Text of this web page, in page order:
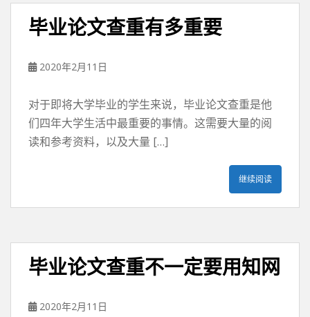
毕业论文查重有多重要
2020年2月11日
对于即将大学毕业的学生来说，毕业论文查重是他
们四年大学生活中最重要的事情。这需要大量的阅
读和参考资料，以及大量 […]
继续阅读
毕业论文查重不一定要用知网
2020年2月11日